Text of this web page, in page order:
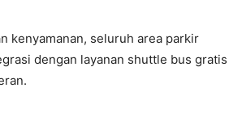
kenyamanan, seluruh area parkir
dengan layanan shuttle bus gratis